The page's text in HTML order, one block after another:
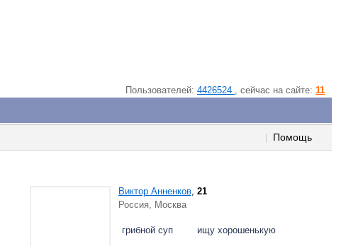
Пользователей: 4426524 , cейчас на сайте: 11
Помощь
Виктор Анненков, 21
Россия, Москва
грибной суп ищу хорошенькую